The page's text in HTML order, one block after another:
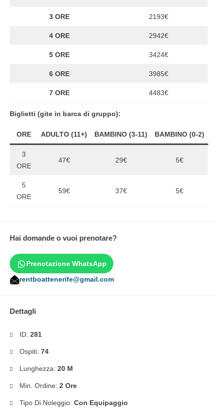
3 ORE 2193€
4 ORE 2942€
5 ORE 3424€
6 ORE 3985€
7 ORE 4483€
Biglietti (gite in barca di gruppo):
ORE ADULTO (11+) BAMBINO (3-11) BAMBINO (0-2)
3
ORE
47€ 29€ 5€
5
ORE
59€ 37€ 5€
Hai domande o vuoi prenotare?
Prenotazione WhatsApp
rentboattenerife@gmail.com
Dettagli
ID: 281
Ospiti: 74
Lunghezza: 20 M
Min. Ordine: 2 Ore
Tipo Di Noleggio: Con Equipaggio